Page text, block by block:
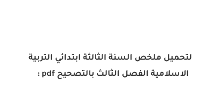
لتحميل ملخص السنة الثالثة ابتدائي التربية
الاسلامية الفصل الثالث بالتصحيح pdf :